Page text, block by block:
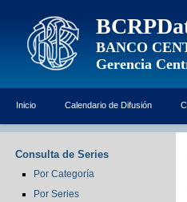
BANCO
Gerencia
Inicio Calendario de Difusión
Consulta de Series
Por Categoría
Por Series